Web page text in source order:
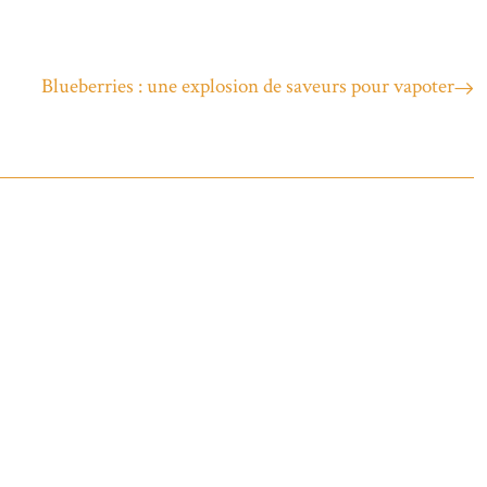
Blueberries : une explosion de saveurs pour vapoter